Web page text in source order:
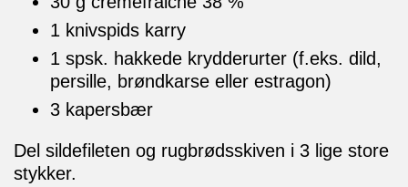
1 knivspids karry
1 spsk. hakkede krydderurter (f.eks. dild,
persille, brøndkarse eller estragon)
3 kapersbær
Del sildefileten og rugbrødsskiven i 3 lige store
stykker.